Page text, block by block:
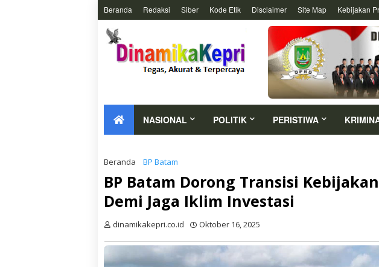
Beranda Redaksi Siber Kode Etik Disclaimer Site Map Kebijakan
NASIONAL POLITIK PERISTIWA
Beranda BP Batam
BP Batam Dorong Transisi
Demi Jaga Iklim Investasi
dinamikakepri.co.id Oktober 16, 2025